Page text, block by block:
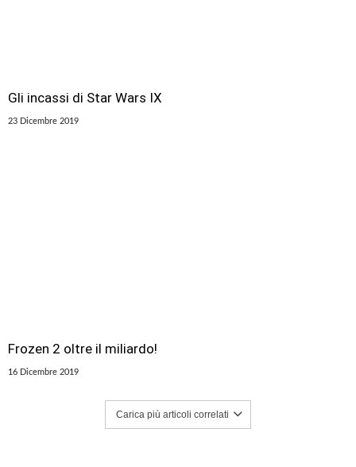
Gli incassi di Star Wars IX
23 Dicembre 2019
Frozen 2 oltre il miliardo!
16 Dicembre 2019
Carica più articoli correlati